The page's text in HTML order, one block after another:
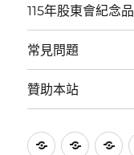
115年股東會紀念品
常見問題
贊助本站
115 115 常